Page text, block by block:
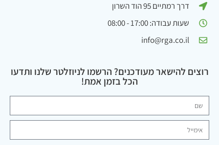
דרך רמתיים 95 הוד השרון
שעות עבודה: 17:00 - 08:00
info@rga.co.il
רוצים להישאר מעודכנים? הרשמו לניוזלטר שלנו ותדעו
הכל בזמן אמת!